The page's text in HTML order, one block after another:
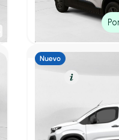
2023 60 km 100cv
20.990€
Peugeot Rifter
Combi 1.5 BLUEHDI
BUSINESS STD 100
5,50 l/100 Km100cv